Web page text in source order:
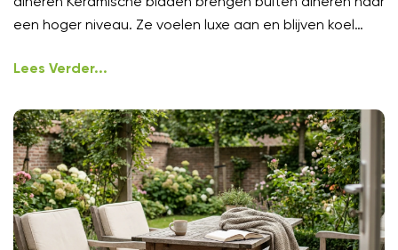
een hoger niveau. Ze voelen luxe aan en blijven koel
Lees Verder...